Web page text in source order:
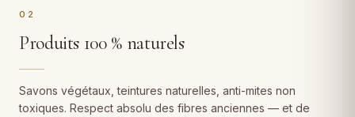
02
Produits 100 % naturels
Savons végétaux, teintures naturelles, anti-mites non
toxiques. Respect absolu des fibres anciennes — et de